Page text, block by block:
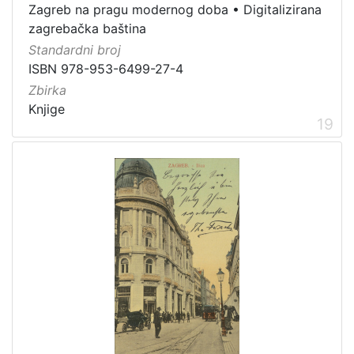
Zagreb na pragu modernog doba • Digitalizirana
zagrebačka baština
Standardni broj
ISBN 978-953-6499-27-4
Zbirka
Knjige
19